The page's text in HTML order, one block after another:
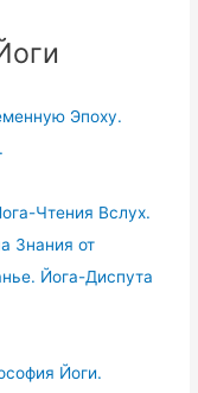
Эпоху.
Чтения Вслух.
Знания от
Йога-Диспута
Йоги.